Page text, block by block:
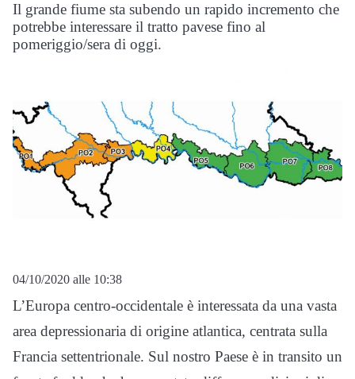
Il grande fiume sta subendo un rapido incremento che
potrebbe interessare il tratto pavese fino al
pomeriggio/sera di oggi.
04/10/2020 alle 10:38
L’Europa centro-occidentale è interessata da una vasta
area depressionaria di origine atlantica, centrata sulla
Francia settentrionale. Sul nostro Paese è in transito un